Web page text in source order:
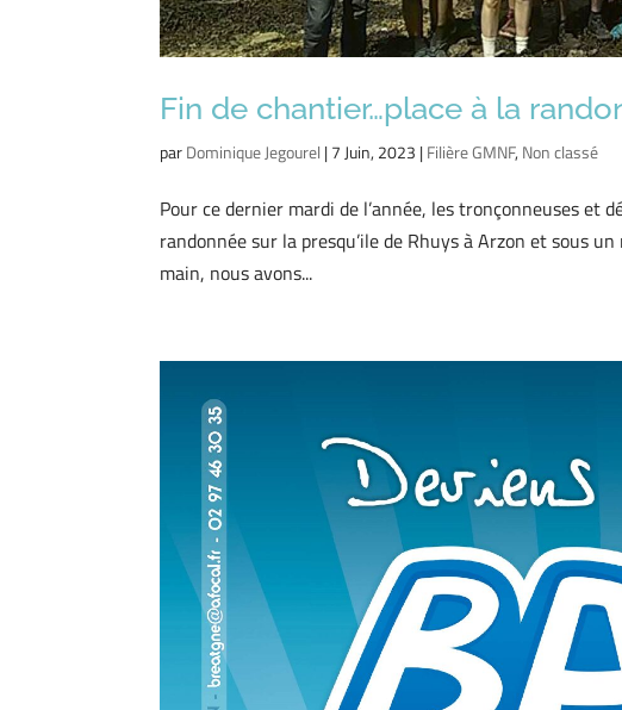
Fin de chantier…place à la
parDominique Jegourel |7 Juin, 2023 |Filière GMNF, Non classé
Pour ce dernier mardi de l’année, les tronçonneuses et
randonnée sur la presqu’ile de Rhuys à Arzon et sous
main, nous avons...